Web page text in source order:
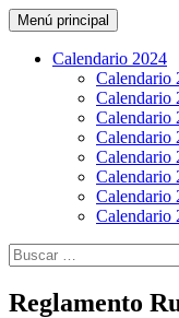
Buscar
Menú principal Saltar
al
contenido
Calendario 2024
Calendario
Calendario
Calendario
Calendario
Calendario
Calendario
Calendario
Calendario
Buscar:
Reglamento